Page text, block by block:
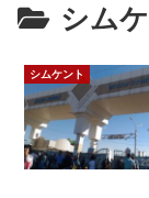
シム
シムケント